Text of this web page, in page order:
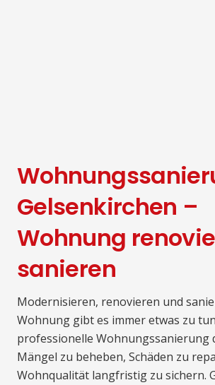
Gelsenkirchen –
Wohnung
sanieren
Modernisieren, renovieren und
Wohnung gibt es immer etwas zu
professionelle Wohnungssanierung
Mängel zu beheben, Schäden zu
Wohnqualität langfristig zu sichern.